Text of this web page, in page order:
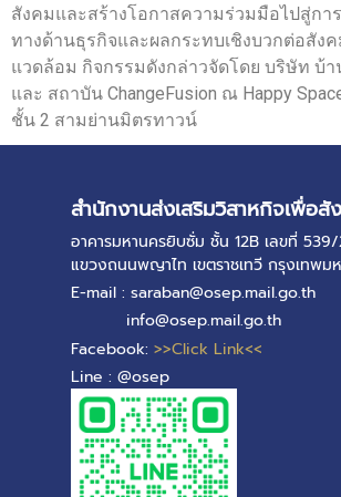
สังคมและสร้างโอกาสความร่วมมือไปสู่กา
ทางด้านธุรกิจและผลกระทบเชิงบวกต่อสัง
แวดล้อม กิจกรรมดังกล่าวจัดโดย บริษัท บ้
และ สถาบัน ChangeFusion ณ Happy
ชั้น 2 สามย่านมิตรทาวน์
สำนักงานส่งเสริมวิสาหกิจเพื่อสั
อาคารมหานครยิบซั่ม ชั้น 12B เลขที่
แขวงถนนพญาไท เขตราชเทวี กรุงเทพม
E-mail : saraban@osep.mail.go.th
info@osep.mail.go.th
Facebook: >>Click Link<<
Line : @osep